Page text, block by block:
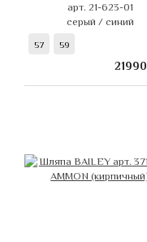
арт. 21-623-01
серый / синий
57 59
21990